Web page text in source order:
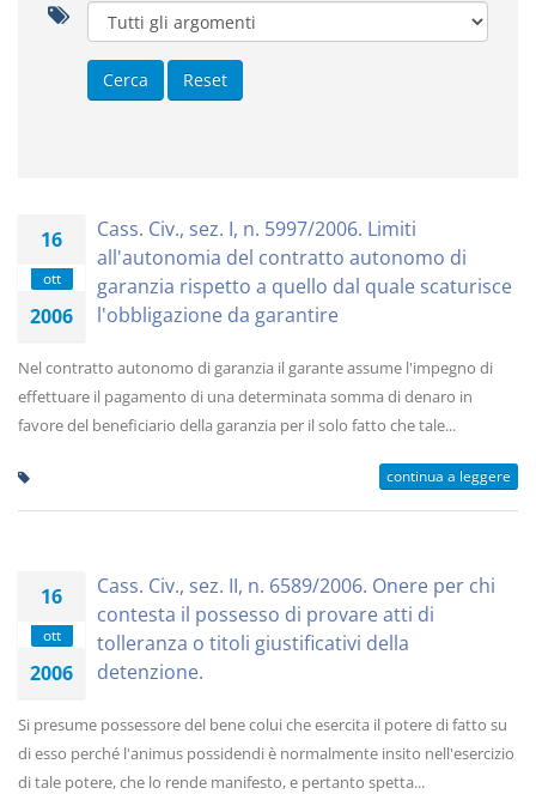
16
ott
2006
Cass. Civ., sez. I, n. 5997/2006. Limiti
all'autonomia del contratto autonomo di
garanzia rispetto a quello dal quale scaturisce
l'obbligazione da garantire
Nel contratto autonomo di garanzia il garante assume l'impegno di
effettuare il pagamento di una determinata somma di denaro in
favore del beneficiario della garanzia per il solo fatto che tale...
continua a leggere
16
ott
2006
Cass. Civ., sez. II, n. 6589/2006. Onere per chi
contesta il possesso di provare atti di
tolleranza o titoli giustificativi della
detenzione.
Si presume possessore del bene colui che esercita il potere di fatto su
di esso perché l'animus possidendi è normalmente insito nell'esercizio
di tale potere, che lo rende manifesto, e pertanto spetta...